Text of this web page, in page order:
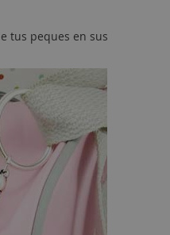
tus peques en sus